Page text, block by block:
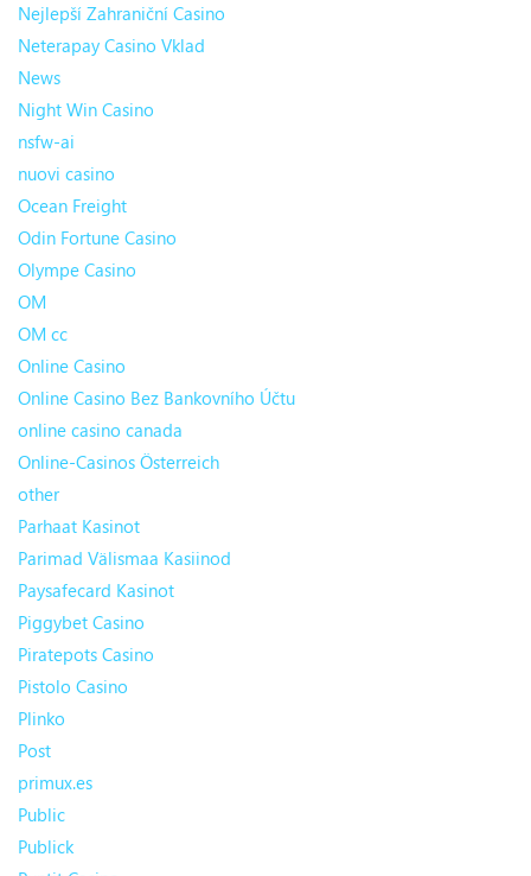
Nejlepší Zahraniční Casino
Neterapay Casino Vklad
News
Night Win Casino
nsfw-ai
nuovi casino
Ocean Freight
Odin Fortune Casino
Olympe Casino
OM
OM cc
Online Casino
Online Casino Bez Bankovního Účtu
online casino canada
Online-Casinos Österreich
other
Parhaat Kasinot
Parimad Välismaa Kasiinod
Paysafecard Kasinot
Piggybet Casino
Piratepots Casino
Pistolo Casino
Plinko
Post
primux.es
Public
Publick